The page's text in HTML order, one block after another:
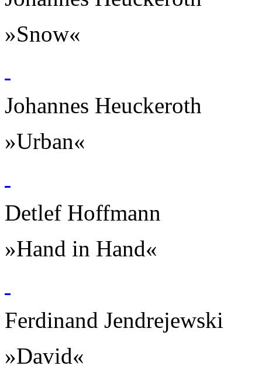
»Snow«
Johannes Heuckeroth
»Urban«
Detlef Hoffmann
»Hand in Hand«
Ferdinand Jendrejewski
»David«